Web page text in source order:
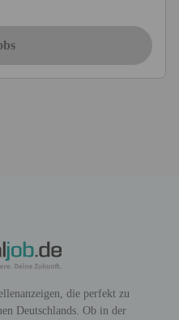
die perfekt zu
Deutschlands. Ob in der